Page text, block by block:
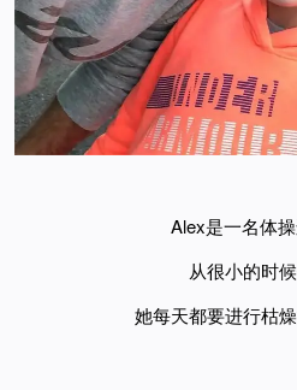
Alex是一名体操
从很小的时
她每天都要进行枯燥